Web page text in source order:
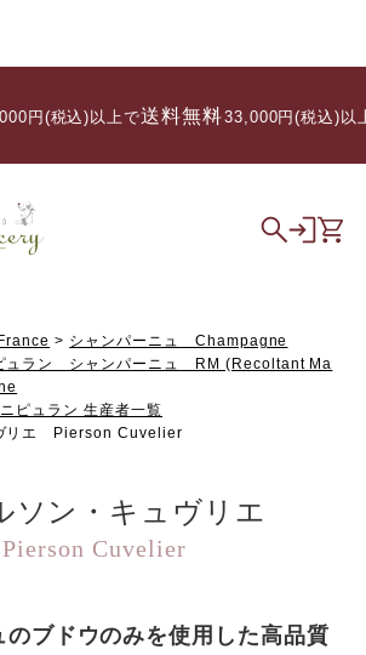
円(税込)以上で送料無料/ 33,000円(税込)以上
シャンパーニュ Champagne
ュラン シャンパーニュ RM (Recoltant Ma
ピュラン 生産者一覧
リエ Pierson Cuvelier
ソン・キュヴリエ
Pierson Cuvelier
のブドウのみを使用した高品質